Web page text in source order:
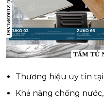
Thương hiệu uy tín tại
Khả năng chống